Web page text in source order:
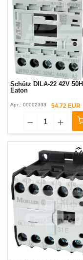
Schütz DILA-22 42V
Eaton
Арт.: 00002333 54.72 EUR